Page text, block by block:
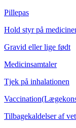
Pillepas
Hold styr på
Gravid eller lige født
Medicinsamtaler
Tjek på inhalationen
Tilbagekaldelser af